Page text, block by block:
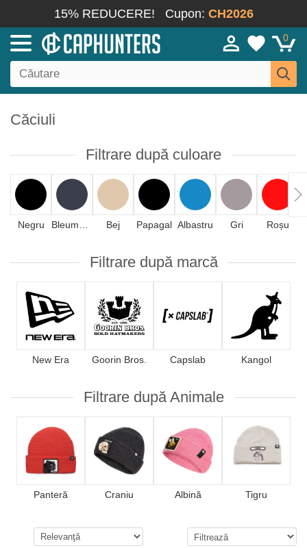
15% REDUCERE! Cupon: CH2026
0
Căciuli
Filtrare după culoare
Negru Bej Papagal Albastru Gri Roșu
Filtrare după marcă
New Era Goorin Bros. Capslab Kangol
Filtrare după Animale
Panteră Craniu Albină Tigru